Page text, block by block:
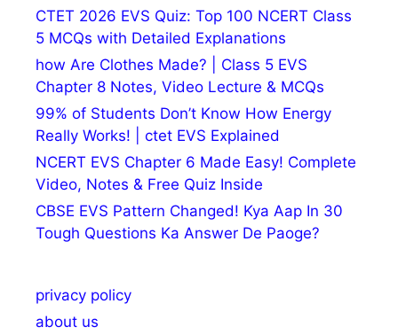
CTET 2026 EVS Quiz: Top 100 NCERT Class
5 MCQs with Detailed Explanations
how Are Clothes Made? | Class 5 EVS
Chapter 8 Notes, Video Lecture & MCQs
99% of Students Don’t Know How Energy
Really Works! | ctet EVS Explained
NCERT EVS Chapter 6 Made Easy! Complete
Video, Notes & Free Quiz Inside
CBSE EVS Pattern Changed! Kya Aap In 30
Tough Questions Ka Answer De Paoge?
privacy policy
about us